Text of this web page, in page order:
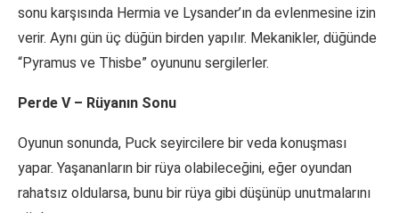
sonu karşısında Hermia ve Lysander’ın da evlenmesine izin
verir. Aynı gün üç düğün birden yapılır. Mekanikler, düğünde
“Pyramus ve Thisbe” oyununu sergilerler.
Perde V – Rüyanın Sonu
Oyunun sonunda, Puck seyircilere bir veda konuşması
yapar. Yaşananların bir rüya olabileceğini, eğer oyundan
rahatsız oldularsa, bunu bir rüya gibi düşünüp unutmalarını